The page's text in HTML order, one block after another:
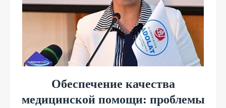
Обеспечение качества
медицинской помощи: проблемы